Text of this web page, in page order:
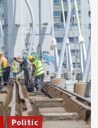
Politic